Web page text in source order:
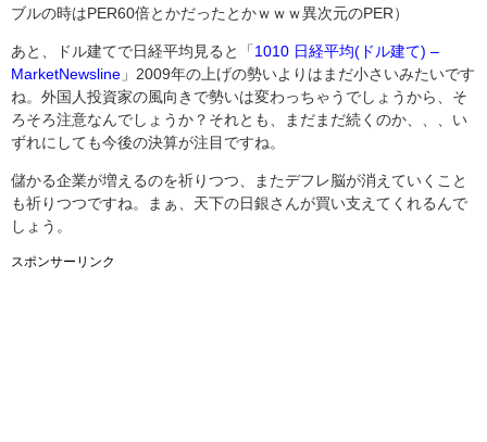
ブルの時はPER60倍とかだったとかｗｗｗ異次元のPER）
あと 、ドル建てで日経平均見ると「1010 日経平均(ドル建て) –
MarketNewsline 」2009年の上げの勢いよりはまだ小さいみたいです
ね。外国人投資家の風向きで勢いは変わっちゃうでしょうから、そ
ろそろ注意なんでしょうか？それとも、まだまだ続くのか、、、い
ずれにしても今後の決算が注目ですね。
儲かる企業が増えるのを祈りつつ、またデフレ脳が消えていくこと
も祈りつつですね。まぁ、天下の日銀さんが買い支えてくれるんで
しょう。
スポンサーリンク